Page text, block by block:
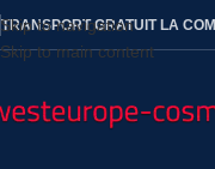
Skip to navigation
Skip to main content
TRANSPORT GRATUIT LA